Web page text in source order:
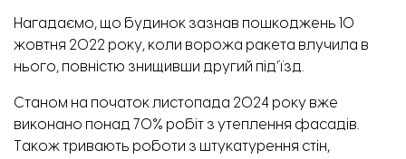
Нагадаємо, що будинок зазнав пошкоджень 10
жовтня 2022 року, коли ворожа ракета влучила в
нього, повністю знищивши другий під’їзд.
Станом на початок листопада 2024 року вже
виконано понад 70% робіт з утеплення фасадів.
Також тривають роботи з штукатурення стін,